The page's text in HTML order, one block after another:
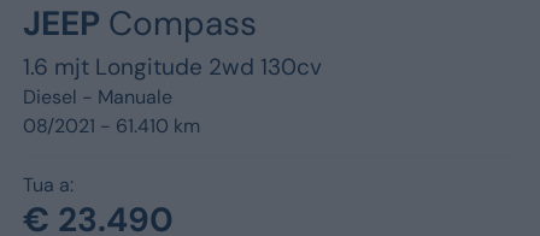
JEEP Compass
1.6 mjt Longitude 2wd 130cv
Diesel - Manuale
08/2021 - 61.410 km
Tua a:
€ 23.490